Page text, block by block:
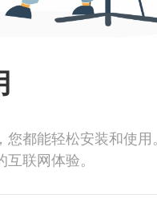
都能轻松安装和使用。
联网体验。